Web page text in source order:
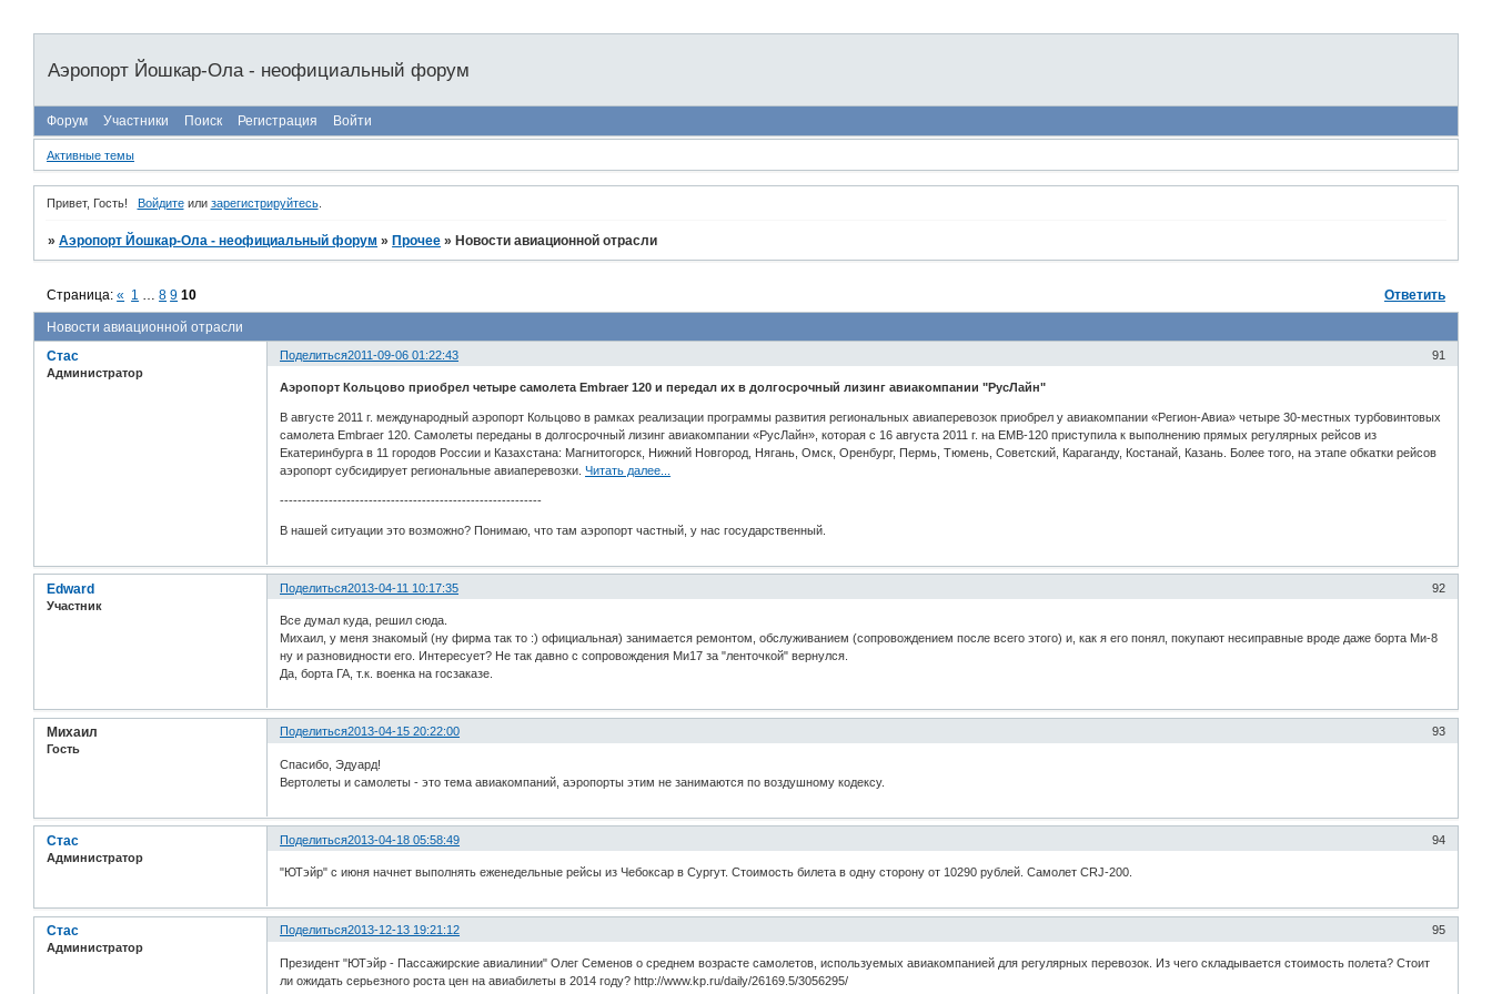
Аэропорт Йошкар-Ола - неофициальный форум
Форум Участники Поиск Регистрация Войти
Активные темы
Привет, Гость! Войдитеили зарегистрируйтесь.
»Аэропорт Йошкар-Ола - неофициальный форум » Прочее » Новости авиационной отрасли
Новости авиационной отрасли
Страница:« 1 8 9 10 Ответить
Поделиться 91
2011-09-06 01:22:43
Стас
Администратор
Аэропорт Кольцово приобрел четыре самолета Embraer 120 и передал их в долгосрочный лизинг авиакомпании "РусЛайн"
В августе 2011 г. международный аэропорт Кольцово в рамках реализации программы развития региональных авиаперевозок приобрел у авиакомпании «Регион-Авиа» четыре 30-местных турбовинтовых
самолета Embraer 120. Самолеты переданы в долгосрочный лизинг авиакомпании «РусЛайн», которая с 16 августа 2011 г. на EMB-120 приступила к выполнению прямых регулярных рейсов из
Екатеринбурга в 11 городов России и Казахстана: Магнитогорск, Нижний Новгород, Нягань, Омск, Оренбург, Пермь, Тюмень, Советский, Караганду, Костанай, Казань. Более того, на этапе обкатки рейсов
аэропорт субсидирует региональные авиаперевозки.Читать далее...
-----------------------------------------------------------
В нашей ситуации это возможно? Понимаю, что там аэропорт частный, у нас государственный.
Поделиться 92
2013-04-11 10:17:35
Edward
Участник
Все думал куда, решил сюда.
Михаил, у меня знакомый (ну фирма так то :) официальная) занимается ремонтом, обслуживанием (сопровождением после всего этого) и, как я его понял, покупают несиправные вроде даже борта Ми-8
ну и разновидности его. Интересует? Не так давно с сопровождения Ми17 за "ленточкой" вернулся.
Да, борта ГА, т.к. военка на госзаказе.
Поделиться 93
2013-04-15 20:22:00
Михаил
Гость
Спасибо, Эдуард!
Вертолеты и самолеты - это тема авиакомпаний, аэропорты этим не занимаются по воздушному кодексу.
Поделиться 94
2013-04-18 05:58:49
Стас
Администратор
"ЮТэйр" с июня начнет выполнять еженедельные рейсы из Чебоксар в Сургут. Стоимость билета в одну сторону от 10290 рублей. Самолет CRJ-200.
Поделиться 95
2013-12-13 19:21:12
Стас
Администратор
Президент "ЮТэйр - Пассажирские авиалинии" Олег Семенов о среднем возрасте самолетов, используемых авиакомпанией для регулярных перевозок. Из чего складывается стоимость полета? Стоит
ли ожидать серьезного роста цен на авиабилеты в 2014 году? http://www.kp.ru/daily/26169.5/3056295/